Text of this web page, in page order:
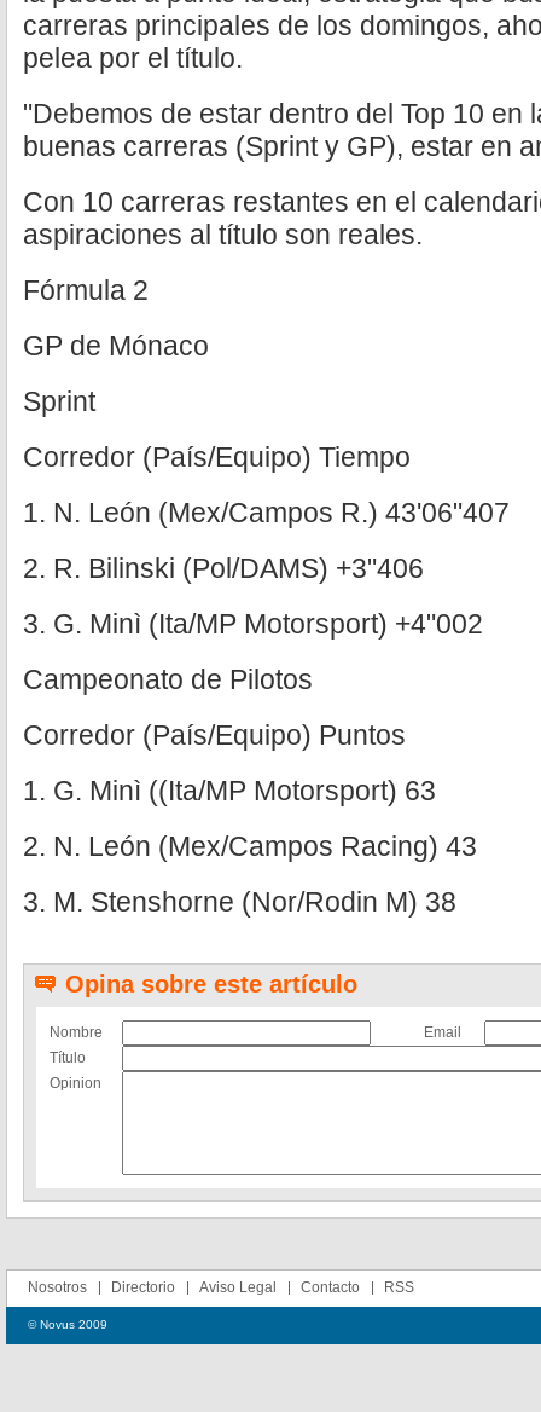
carreras principales de los domingos,
pelea por el título.
"Debemos de estar dentro del Top 10 en
buenas carreras (Sprint y GP), estar en
Con 10 carreras restantes en el
aspiraciones al título son reales.
Fórmula 2
GP de Mónaco
Sprint
Corredor (País/Equipo) Tiempo
1. N. León (Mex/Campos R.) 43'06"407
2. R. Bilinski (Pol/DAMS) +3"406
3. G. Minì (Ita/MP Motorsport) +4"002
Campeonato de Pilotos
Corredor (País/Equipo) Puntos
1. G. Minì ((Ita/MP Motorsport) 63
2. N. León (Mex/Campos Racing) 43
3. M. Stenshorne (Nor/Rodin M) 38
Opina sobre este artículo
Nombre
Email
Título
Opinion
Nosotros Directorio Aviso Legal Contacto RSS
© Novus 2009